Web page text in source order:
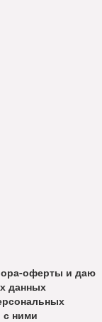
оферты и даю
данных
с ними